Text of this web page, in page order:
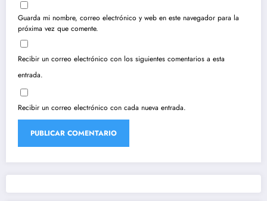
Guarda mi nombre, correo electrónico y web en este navegador para la
próxima vez que comente.
Recibir un correo electrónico con los siguientes comentarios a esta
entrada.
Recibir un correo electrónico con cada nueva entrada.